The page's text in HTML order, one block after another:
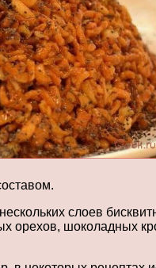
слоев
орехов, шоколадных